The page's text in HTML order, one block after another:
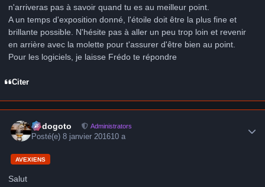
n'arriveras pas à savoir quand tu es au meilleur point.
A un temps d'exposition donné, l'étoile doit être la plus fine et
brillante possible. N'hésite pas à aller un peu trop loin et revenir
en arrière avec la molette pour t'assurer d'être bien au point.
Pour les logiciels, je laisse Frédo te répondre
Citer
frédogoto Administrators
Posté(e)8 janvier 201610 a
AVEXIENS
Salut